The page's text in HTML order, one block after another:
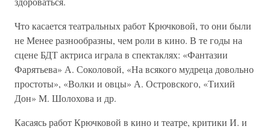
Что касается театральных работ Крючковой, то они были
не Менее разнообразны, чем роли в кино. В те годы на
сцене БДТ актриса играла в спектаклях: «Фантазии
Фарятьева» А. Соколовой, «На всякого мудреца довольно
простоты», «Волки и овцы» А. Островского, «Тихий
Дон» М. Шолохова и др.
Касаясь работ Крючковой в кино и театре, критики И. и